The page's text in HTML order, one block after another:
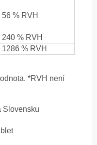
56 % RVH
240 % RVH
1286 % RVH
*RVH není
Slovensku